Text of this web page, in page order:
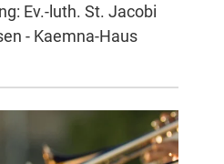
Ev.-luth. St. Jacobi
- Kaemna-Haus